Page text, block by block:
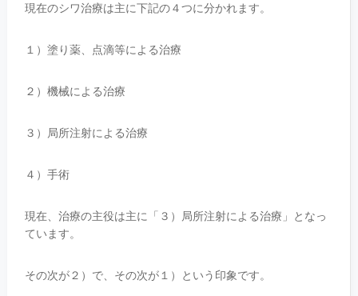
現在のシワ治療は主に下記の４つに分かれます。
１）塗り薬、点滴等による治療
２）機械による治療
３）局所注射による治療
４）手術
現在、治療の主役は主に「３）局所注射による治療」となっ
ています。
その次が２）で、その次が１）という印象です。